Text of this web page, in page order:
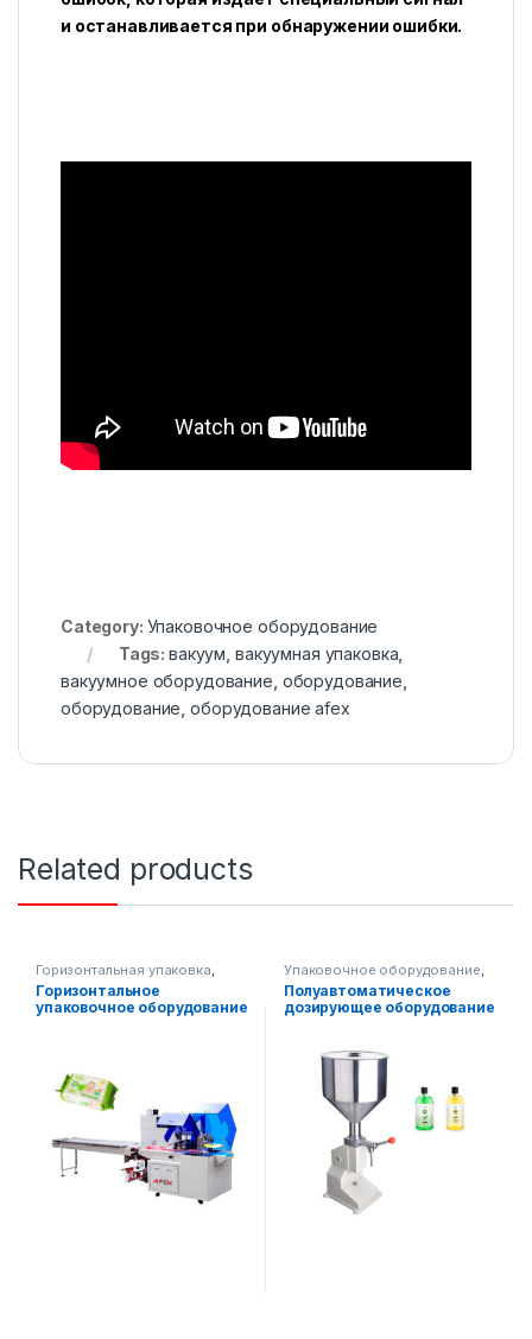
и останавливается при обнаружении ошибки.
Category: Упаковочное оборудование
Tags:вакуум вакуумная упаковка
вакуумное оборудование оборудование
оборудование ,оборудование afex
Related products
Горизонтальная упаковка
Упаковочное оборудование
Горизонтальное
упаковочное оборудование
Упаковочное оборудование
Диспенсерное оборудование
Полуавтоматическое
дозирующее оборудование